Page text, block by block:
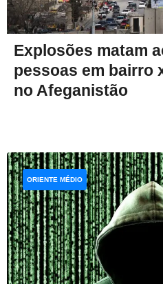
Explosões matam
pessoas em bairro
no Afeganistão
ORIENTE MÉDIO